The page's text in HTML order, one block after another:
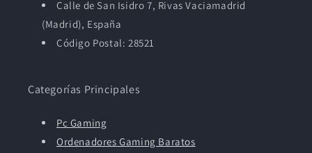
Calle de San Isidro 7, Rivas Vaciamadrid
(Madrid), España
Código Postal: 28521
Categorías Principales
Pc Gaming
Ordenadores Gaming Baratos